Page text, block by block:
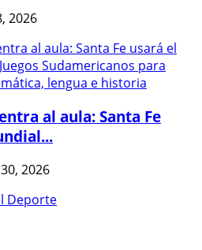
2026
al aula: Santa Fe
2026
Deporte